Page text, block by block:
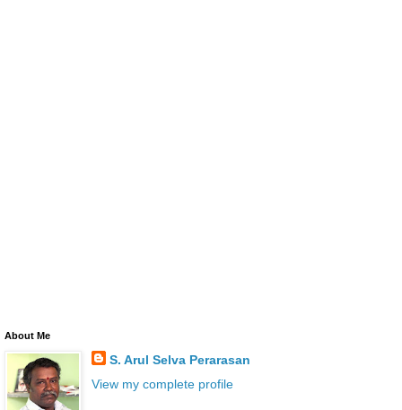
About Me
S. Arul Selva Perarasan
View my complete profile